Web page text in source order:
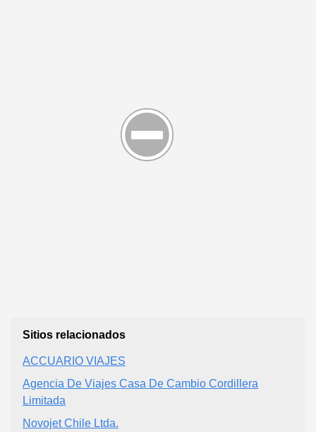
Sitios relacionados
ACCUARIO VIAJES
Agencia De Viajes Casa De Cambio Cordillera
Limitada
Novojet Chile Ltda.